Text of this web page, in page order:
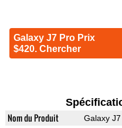
Galaxy J7 Pro Prix
$420. Chercher
Nom du Produit Galaxy